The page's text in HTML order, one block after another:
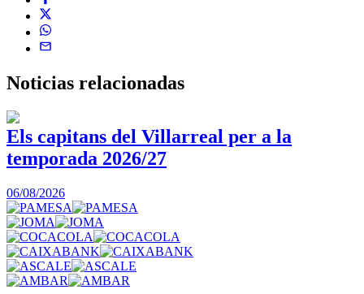
Noticias relacionadas
Els capitans del Villarreal per a la
temporada 2026/27
06/08/2026